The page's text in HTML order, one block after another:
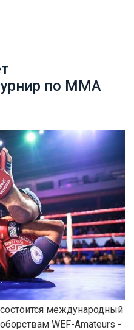
по ММА
международный
WEF-Amateurs -